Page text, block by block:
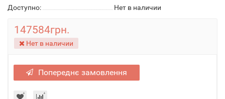
Доступно:
Нет в наличии
147584грн.
Нет в наличии
Попереднє замовлення